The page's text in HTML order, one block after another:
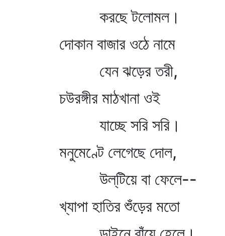
করছে টলোমল।
দোকান বাজার ওঠে নামে
যেন ঝড়ের তরী,
চউরঙ্গীর মাঠখানা ওই
যাচ্ছে সরি সরি।
মনুমেণ্টে লেগেছে দোল,
উল্‌টিয়ে বা ফেলে--
খ্যাপা হাতির শুঁড়ের মতো